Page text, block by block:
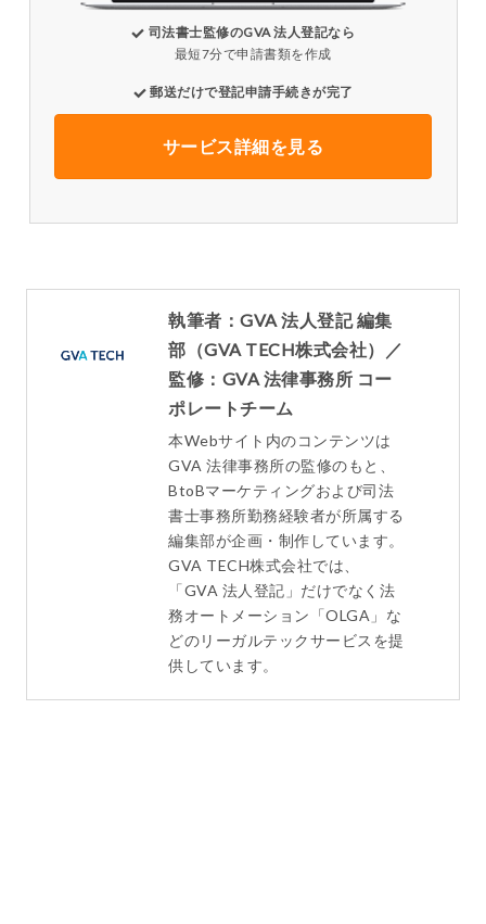
司法書士監修のGVA 法人登記なら
最短7分で申請書類を作成
郵送だけで登記申請手続きが完了
サービス詳細を見る
執筆者：GVA 法人登記 編集
部（GVA TECH株式会社）／
監修：GVA 法律事務所 コー
ポレートチーム
本Webサイト内のコンテンツは
GVA 法律事務所の監修のもと、
BtoBマーケティングおよび司法
書士事務所勤務経験者が所属する
編集部が企画・制作しています。
GVA TECH株式会社では、
「GVA 法人登記」だけでなく法
務オートメーション「OLGA」な
どのリーガルテックサービスを提
供しています。